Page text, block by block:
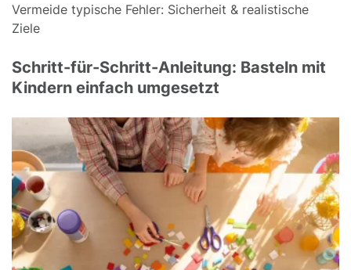
Vermeide typische Fehler: Sicherheit & realistische
Ziele
Schritt-für-Schritt-Anleitung: Basteln mit
Kindern einfach umgesetzt